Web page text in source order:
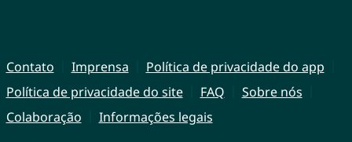
Contato Imprensa
Política de privacidade do app
Política de privacidade do site
FAQ
Sobre nós
Colaboração
Informações legais